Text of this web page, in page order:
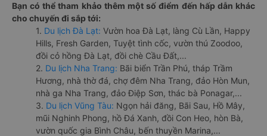
Bạn có thể tham khảo thêm một số điểm đến hấp dẫn khác
cho chuyến đi sắp tới:
1. Du lịch Đà Lạt: Vườn hoa Đà Lạt, làng Cù Lần, Happy
Hills, Fresh Garden, Tuyệt tình cốc, vườn thú Zoodoo,
đồi cỏ hồng Đà Lạt, đồi chè Cầu Đất,...
2. Du lịch Nha Trang: Bãi biển Trần Phú, tháp Trầm
Hương, nhà thờ đá, chợ đêm Nha Trang, đảo Hòn Mun,
nhà ga Nha Trang, đảo Điệp Sơn, thác bà Ponagar,...
3. Du lịch Vũng Tàu: Ngọn hải đăng, Bãi Sau, Hồ Mây,
mũi Nghinh Phong, hồ Đá Xanh, đồi Con Heo, hòn Bà,
vườn quốc gia Bình Châu, bến thuyền Marina,...